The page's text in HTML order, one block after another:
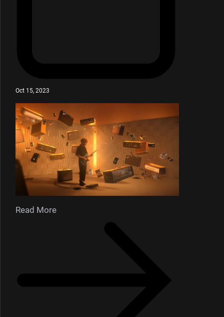
Oct 15, 2023
Read More